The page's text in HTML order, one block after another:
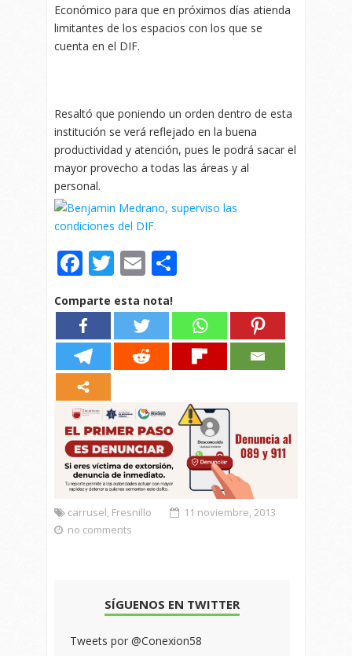
Económico para que en próximos días atienda
limitantes de los espacios con los que se
cuenta en el DIF.
Resaltó que poniendo un orden dentro de esta
institución se verá reflejado en la buena
productividad y atención, pues le podrá sacar el
mayor provecho a todas las áreas y al
personal.
Facebook
Twitter
Email
Comparte esta nota!
carrusel, Fresnillo
11 noviembre, 2013
no comments
SÍGUENOS EN TWITTER
Tweets por @Conexion58